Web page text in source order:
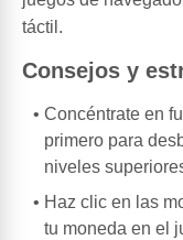
táctil.
Consejos y
Concéntrate en
primero para
niveles
Haz clic en las
tu moneda en el